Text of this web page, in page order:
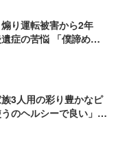
り運転被害から2年
症の苦悩 「僕諦めた
3人用の彩り豊かなピ
のヘルシーで良い」